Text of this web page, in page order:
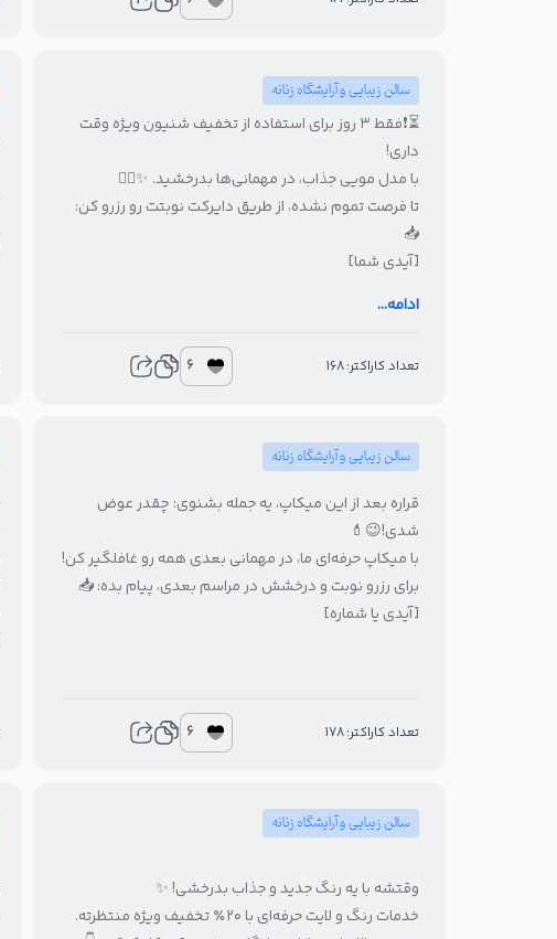
سالن زیبایی و آرایشگاه زنانه
⏳❗️فقط ۳ روز برای استفاده از تخفیف شنیون ویژه وقت
داری!
با مدل مویی جذاب، در مهمانی‌ها بدرخشید. ✨👱‍♀️
تا فرصت تموم نشده، از طریق دایرکت نوبتت رو رزرو کن:
📥
[آیدی شما]
ادامه...
تعداد کاراکتر: 168 6
سالن زیبایی و آرایشگاه زنانه
قراره بعد از این میکاپ، یه جمله بشنوی: چقدر عوض
شدی!😉💄
با میکاپ حرفه‌ای ما، در مهمانی بعدی همه رو غافلگیر کن!
برای رزرو نوبت و درخشش در مراسم بعدی، پیام بده: 📥
[آیدی یا شماره]
تعداد کاراکتر: 178 6
سالن زیبایی و آرایشگاه زنانه
وقتشه با یه رنگ جدید و جذاب بدرخشی! ✨
خدمات رنگ و لایت حرفه‌ای با ۲۰٪ تخفیف ویژه منتظرته.